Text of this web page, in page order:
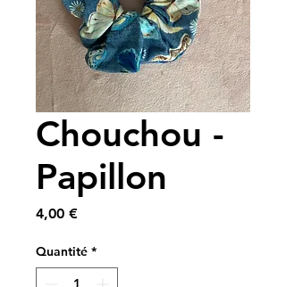
Chouchou -
Papillon
4,00 €Prix
Quantité *